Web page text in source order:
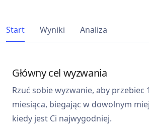
Start Wyniki Analiza
Główny cel wyzwania
Rzuć sobie wyzwanie, aby przebiec
miesiąca, biegając w dowolnym
kiedy jest Ci najwygodniej.